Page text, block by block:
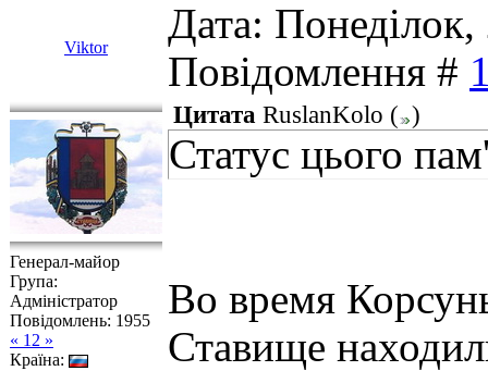
Viktor
Дата:
Повідомлення #
Генерал-майор
Група:
Адміністратор
Повідомлень: 1955
« 12 »
Країна:
Цитата RuslanKolo ( )
Статус цього
Во время
Ставище